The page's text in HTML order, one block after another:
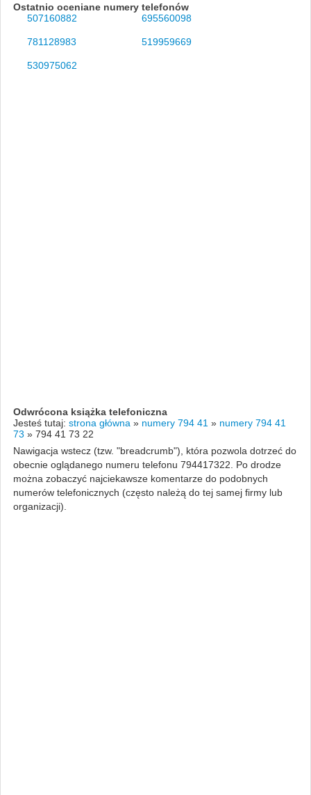
Ostatnio oceniane numery telefonów
507160882
695560098
781128983 519959669
530975062
Odwrócona książka telefoniczna
Jesteś tutaj: strona główna » numery 794 41 » numery 794 41
73 » 794 41 73 22
Nawigacja wstecz (tzw. "breadcrumb"), która pozwola dotrzeć do
obecnie oglądanego numeru telefonu 794417322. Po drodze
można zobaczyć najciekawsze komentarze do podobnych
numerów telefonicznych (często należą do tej samej firmy lub
organizacji).